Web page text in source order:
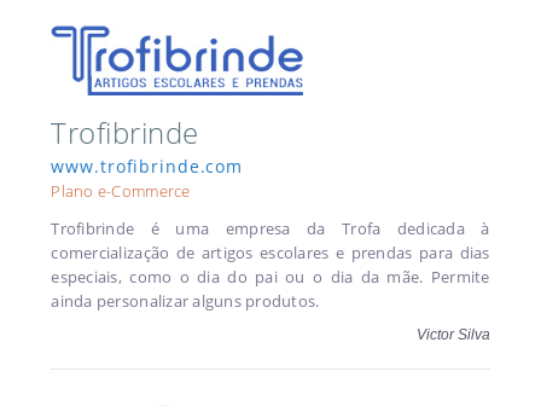
Trofibrinde
www.trofibrinde.com
Plano e-Commerce
Trofibrinde é uma empresa da Trofa dedicada à
comercialização de artigos escolares e prendas para dias
especiais, como o dia do pai ou o dia da mãe. Permite
ainda personalizar alguns produtos.
Victor Silva